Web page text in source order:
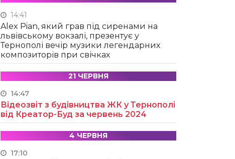
14:41
Alex Pian, який грав під сиренами на
львівському вокзалі, презентує у
Тернополі вечір музики легендарних
композиторів при свічках
21 ЧЕРВНЯ
14:47
Відеозвіт з будівництва ЖК у Тернополі
від Креатор-Буд за червень 2024
4 ЧЕРВНЯ
17:10